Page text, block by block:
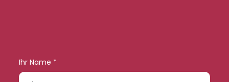
Ihr Name *